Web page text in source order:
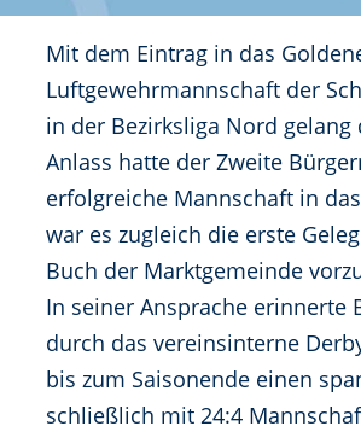
Mit dem Eintrag in das
Luftgewehrmannschaft der
in der Bezirksliga Nord
Anlass hatte der Zweite
erfolgreiche Mannschaft in
war es zugleich die erste
Buch der Marktgemeinde
In seiner Ansprache erinnerte
durch das vereinsinterne
bis zum Saisonende einen
schließlich mit 24:4